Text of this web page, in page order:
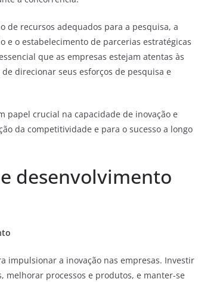
de recursos adequados para a pesquisa, a
e o estabelecimento de parcerias estratégicas
que as empresas estejam atentas às
direcionar seus esforços de pesquisa e
papel crucial na capacidade de inovação e
da competitividade e para o sucesso a longo
desenvolvimento
impulsionar a inovação nas empresas. Investir
melhorar processos e produtos, e manter-se